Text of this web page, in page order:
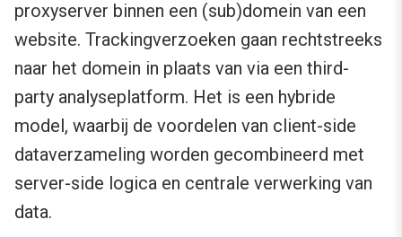
proxyserver binnen een (sub)domein van een
website. Trackingverzoeken gaan rechtstreeks
naar het domein in plaats van via een third-
party analyseplatform. Het is een hybride
model, waarbij de voordelen van client-side
dataverzameling worden gecombineerd met
server-side logica en centrale verwerking van
data.